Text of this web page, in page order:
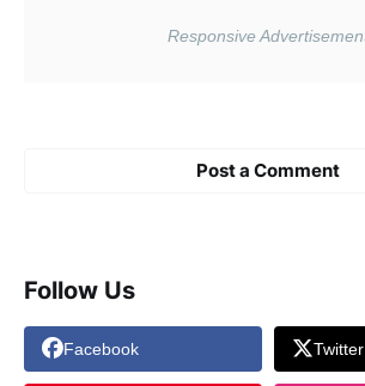
Post a Comment
Follow Us
Facebook Twitter